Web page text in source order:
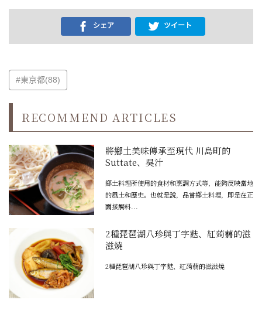
シェア ツイート
#東京都(88)
RECOMMEND ARTICLES
將鄉土美味傳承至現代 川島町的
Suttate、吳汁
鄉土料理所使用的食材和烹調方式等，能夠反映當地
的風土和歷史。也就是說，品嘗鄉土料理，即是在正
面接觸料...
2種琵琶湖八珍與丁字麩、紅蒟蒻的滋
滋燒
2種琵琶湖八珍與丁字麩、紅蒟蒻的滋滋燒